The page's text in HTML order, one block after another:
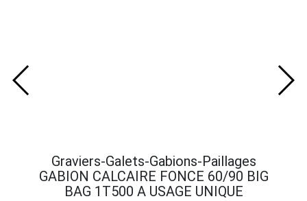
Graviers-Galets-Gabions-Paillages
GABION CALCAIRE FONCE 60/90 BIG
BAG 1T500 A USAGE UNIQUE